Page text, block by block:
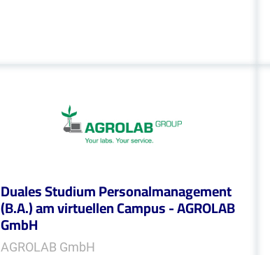
Duales Studium Personalmanagement
(B.A.) am virtuellen Campus - AGROLAB
GmbH
AGROLAB GmbH